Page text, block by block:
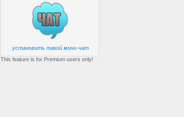
установить такой мини-чат
This feature is for Premium users only!